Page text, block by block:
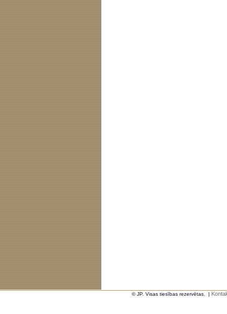
© JP. Visas tiesības rezervētas. |